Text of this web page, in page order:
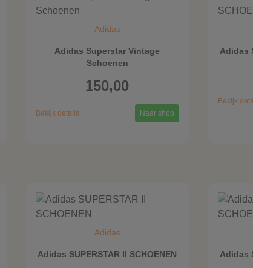
Adidas
Adidas Superstar Vintage
Schoenen
150,00
Bekijk details Naar shop
Adidas
Bekijk
Adidas
Adidas SUPERSTAR II SCHOENEN Adidas